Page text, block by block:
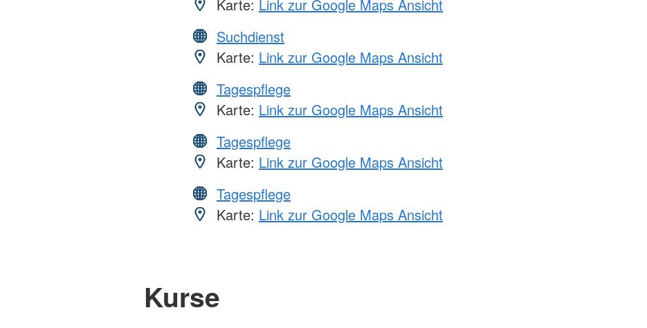
Karte: Link zur Google Maps Ansicht
Suchdienst
Karte: Link zur Google Maps Ansicht
Tagespflege
Karte: Link zur Google Maps Ansicht
Tagespflege
Karte: Link zur Google Maps Ansicht
Tagespflege
Karte: Link zur Google Maps Ansicht
Kurse